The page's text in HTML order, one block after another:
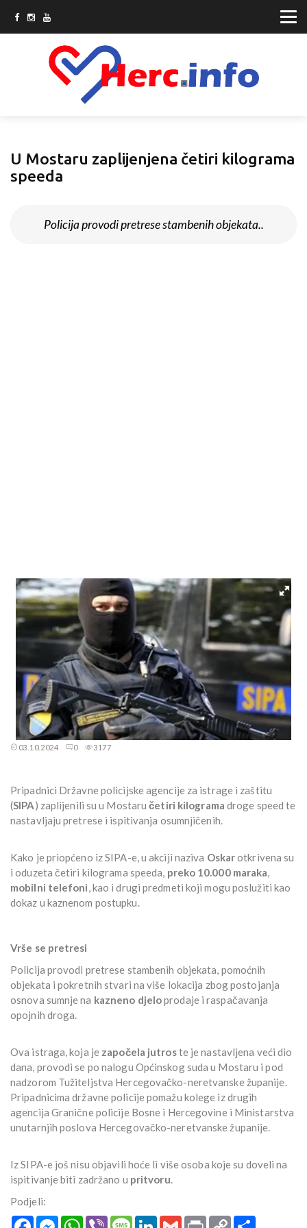
U Mostaru zaplijenjena četiri kilograma
speeda
Policija provodi pretrese stambenih objekata..
03.10.2024 0 3177
Pripadnici Državne policijske agencije za istrage i zaštitu
(SIPA) zaplijenili su u Mostaručetiri kilograma droge speed te
nastavljaju pretrese i ispitivanja osumnjičenih.
Kako je priopćeno iz SIPA-e, u akciji naziva Oskarotkrivena su
i oduzeta četiri kilograma speeda, preko 10.000 maraka,
mobilni telefoni, kao i drugi predmeti koji mogu poslužiti kao
dokaz u kaznenom postupku.
Vrše se pretresi
Policija provodi pretrese stambenih objekata, pomoćnih
objekata i pokretnih stvari na više lokacija zbog postojanja
osnova sumnje na kazneno djeloprodaje i raspačavanja
opojnih droga.
Ova istraga, koja je započela jutroste je nastavljena veći dio
dana, provodi se po nalogu Općinskog suda u Mostaru i pod
nadzorom Tužiteljstva Hercegovačko-neretvanske županije.
Pripadnicima državne policije pomažu kolege iz drugih
agencija Granične policije Bosne i Hercegovine i Ministarstva
unutarnjih poslova Hercegovačko-neretvanske županije.
Iz SIPA-e još nisu objavili hoće li više osoba koje su doveli na
ispitivanje biti zadržano u pritvoru.
Podjeli:
FacebookMessengerWhatsApp
Viber MessageLinkedInGmail Print Copy